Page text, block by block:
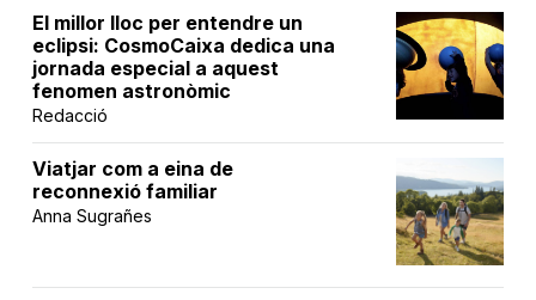
El millor lloc per entendre un
eclipsi: CosmoCaixa dedica una
jornada especial a aquest
fenomen astronòmic
Redacció
Viatjar com a eina de
reconnexió familiar
Anna Sugrañes